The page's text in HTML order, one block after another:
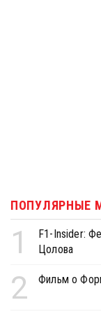
ПОПУЛЯРНЫЕ
1
F1-Insider:
Цолова
2 Фильм о